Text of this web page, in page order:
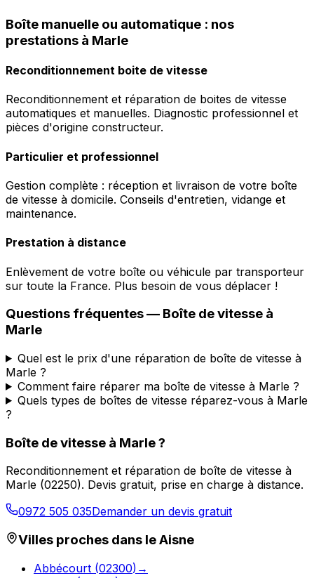
Boîte manuelle ou automatique : nos
prestations à Marle
Reconditionnement boite de vitesse
Reconditionnement et réparation de boites de vitesse
automatiques et manuelles. Diagnostic professionnel et
pièces d'origine constructeur.
Particulier et professionnel
Gestion complète : réception et livraison de votre boîte
de vitesse à domicile. Conseils d'entretien, vidange et
maintenance.
Prestation à distance
Enlèvement de votre boîte ou véhicule par transporteur
sur toute la France. Plus besoin de vous déplacer !
Questions fréquentes — Boîte de vitesse à
Marle
Quel est le prix d'une réparation de boîte de vitesse à
Marle ?
Comment faire réparer ma boîte de vitesse à Marle ?
Quels types de boîtes de vitesse réparez-vous à Marle
?
Boîte de vitesse à Marle?
Reconditionnement et réparation de boîte de vitesse à
Marle (02250). Devis gratuit, prise en charge à distance.
0972 505 035Demander un devis gratuit
Villes proches dans leAisne
Abbécourt (02300) →